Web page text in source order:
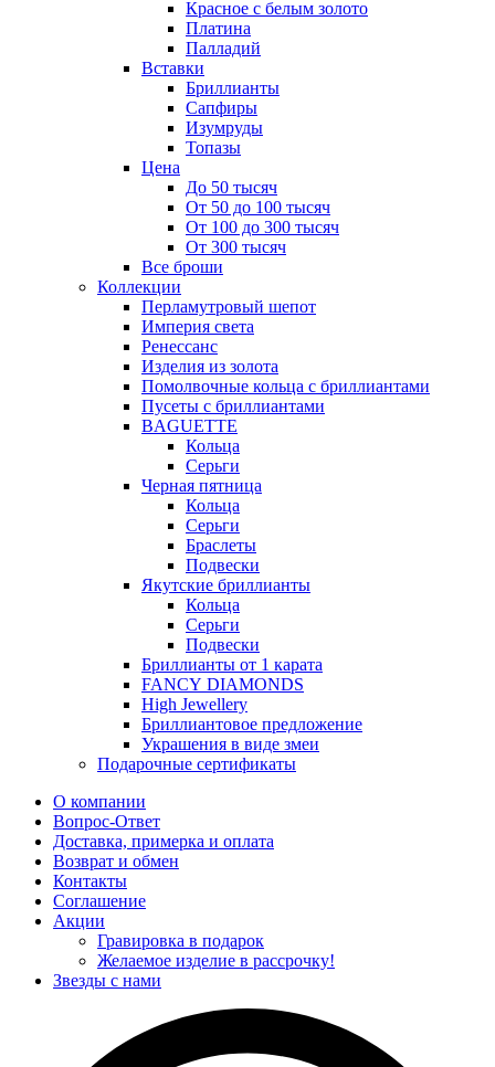
Красное с белым золото
Платина
Палладий
Вставки
Бриллианты
Сапфиры
Изумруды
Топазы
Цена
До 50 тысяч
От 50 до 100 тысяч
От 100 до 300 тысяч
От 300 тысяч
Все броши
Коллекции
Перламутровый шепот
Империя света
Ренессанс
Изделия из золота
Помолвочные кольца с бриллиантами
Пусеты с бриллиантами
BAGUETTE
Кольца
Серьги
Черная пятница
Кольца
Серьги
Браслеты
Подвески
Якутские бриллианты
Кольца
Серьги
Подвески
Бриллианты от 1 карата
FANCY DIAMONDS
High Jewellery
Бриллиантовое предложение
Украшения в виде змеи
Подарочные сертификаты
О компании
Вопрос-Ответ
Доставка, примерка и оплата
Возврат и обмен
Контакты
Соглашение
Акции
Гравировка в подарок
Желаемое изделие в рассрочку!
Звезды с нами